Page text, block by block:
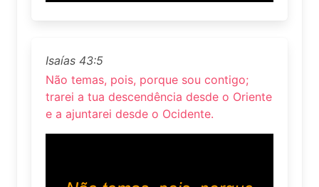
Isaías 43:5
Não temas, pois, porque sou contigo;
trarei a tua descendência desde o Oriente
e a ajuntarei desde o Ocidente.